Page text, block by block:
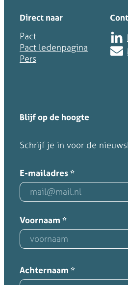
Direct naar
Pact
Pact ledenpagina
Pers
Blijf op de hoogte
Schrijf je in voor de
E-mailadres*
Voornaam *
Achternaam *